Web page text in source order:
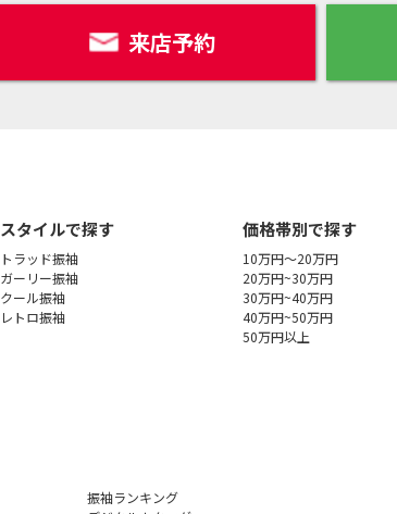
来店予約
スタイルで探す
トラッド振袖
ガーリー振袖
クール振袖
レトロ振袖
価格帯別で探す
10万円～20万円
20万円~30万円
30万円~40万円
40万円~50万円
50万円以上
振袖ランキング